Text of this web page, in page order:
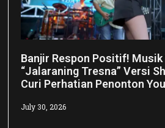
Banjir Respon Positif! Musik
“Jalaraning Tresna” Versi
Curi Perhatian Penonton
July 30, 2026